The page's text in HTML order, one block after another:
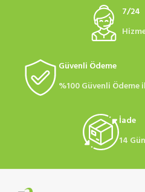
7/24
Güvenli Ödeme
%100 Güvenli Ödeme
İade
14